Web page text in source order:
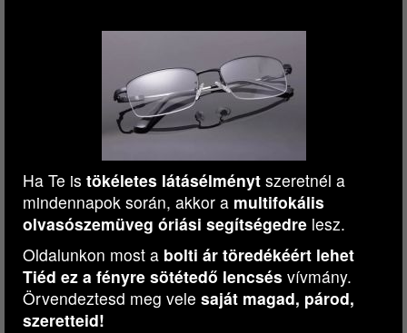
Ha Te is tökéletes látásélményt szeretnél a
mindennapok során, akkor a multifokális
olvasószemüveg óriási segítségedre lesz.
Oldalunkon most a bolti ár töredékéért lehet
Tiéd ez a fényre sötétedő lencsés vívmány.
Örvendeztesd meg vele saját magad, párod,
szeretteid!